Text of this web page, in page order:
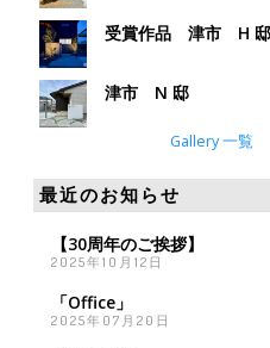
受賞作品 津市 H 邸
津市 N 邸
Gallery 一覧
最近のお知らせ
【30周年のご挨拶】
2025年10月12日
「Office」
2025年07月20日